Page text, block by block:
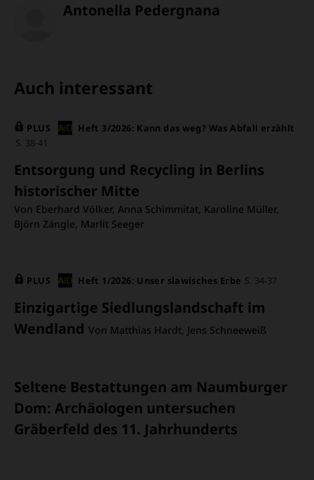
INFOSAntonella Pedergnana
Auch interessant
PLUS
Heft 3/2026: Kann das weg? Was Abfall erzählt
S. 38-41
Entsorgung und Recycling in Berlins
historischer Mitte
Von Eberhard Völker, Anna Schimmitat, Karoline Müller,
Björn Zängle, Marlit Seeger
PLUS Heft 1/2026: Unser slawisches Erbe S. 34-37
Einzigartige Siedlungslandschaft im
Wendland Von Matthias Hardt, Jens Schneeweiß
Seltene Bestattungen am Naumburger
Dom: Archäologen untersuchen
Gräberfeld des 11. Jahrhunderts